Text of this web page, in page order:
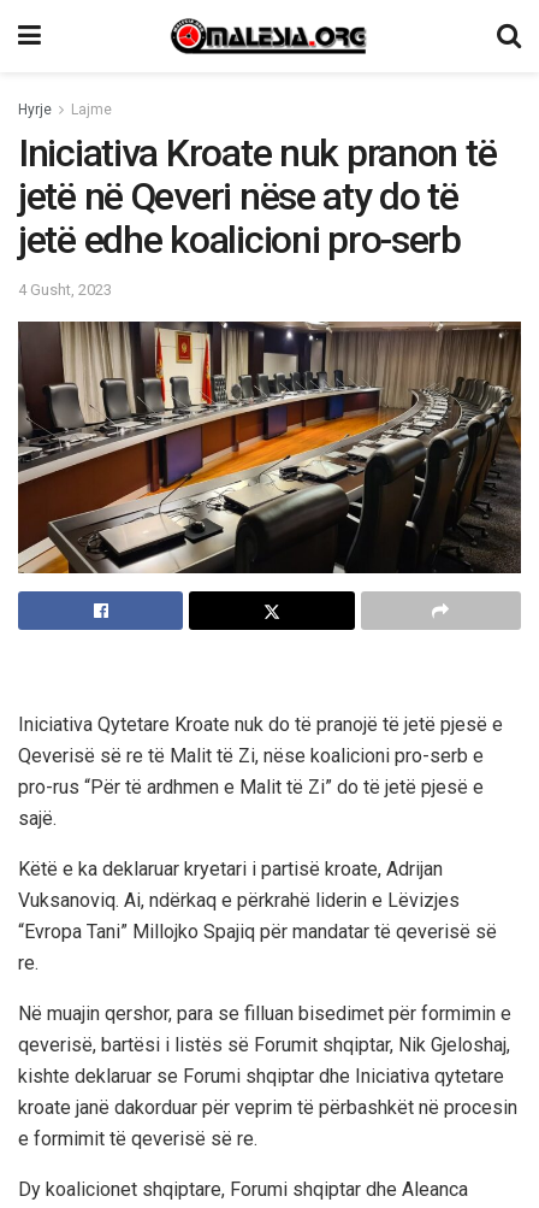
Hyrje Lajme
Iniciativa Kroate nuk pranon të
jetë në Qeveri nëse aty do të
jetë edhe koalicioni pro-serb
4 Gusht, 2023
Iniciativa Qytetare Kroate nuk do të pranojë të jetë pjesë e
Qeverisë së re të Malit të Zi, nëse koalicioni pro-serb e
pro-rus “Për të ardhmen e Malit të Zi” do të jetë pjesë e
sajë.
Këtë e ka deklaruar kryetari i partisë kroate, Adrijan
Vuksanoviq. Ai, ndërkaq e përkrahë liderin e Lëvizjes
“Evropa Tani” Millojko Spajiq për mandatar të qeverisë së
re.
Në muajin qershor, para se filluan bisedimet për formimin e
qeverisë, bartësi i listës së Forumit shqiptar, Nik Gjeloshaj,
kishte deklaruar se Forumi shqiptar dhe Iniciativa qytetare
kroate janë dakorduar për veprim të përbashkët në procesin
e formimit të qeverisë së re.
Dy koalicionet shqiptare, Forumi shqiptar dhe Aleanca